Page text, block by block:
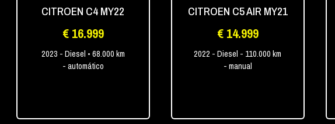
CITROEN C4 MY22
€ 16.999
2023 - Diesel • 68.000 km
- automático
CITROEN C5 AIR MY21
€ 14.999
2022 - Diesel - 110.000 km
- manual